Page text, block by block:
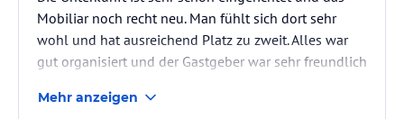
Mobiliar noch recht neu. Man fühlt sich dort sehr
wohl und hat ausreichend Platz zu zweit. Alles war
gut organisiert und der Gastgeber war sehr freundlich
Mehr anzeigen